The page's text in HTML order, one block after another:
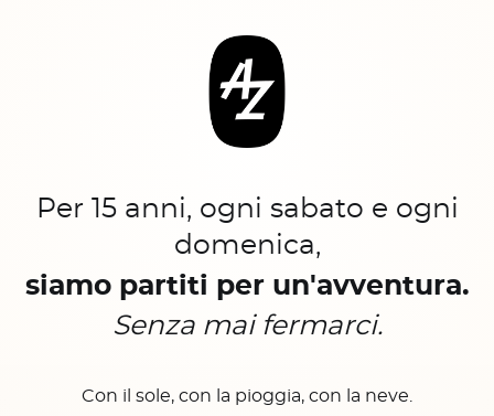
Per 15 anni, ogni sabato e ogni
domenica,
siamo partiti per un'avventura.
Senza mai fermarci.
Con il sole, con la pioggia, con la neve.